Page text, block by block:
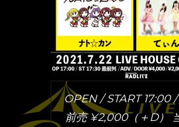
OPEN / START 17:00 /
前売 ¥2,000（＋D）